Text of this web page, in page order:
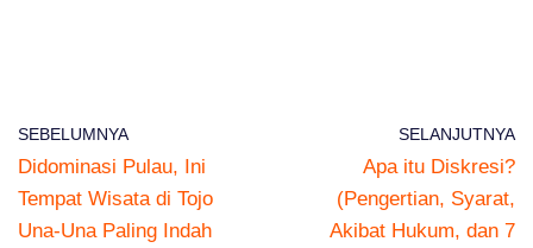
SEBELUMNYA
Didominasi Pulau, Ini
Tempat Wisata di Tojo
Una-Una Paling Indah
SELANJUTNYA
Apa itu Diskresi?
(Pengertian, Syarat,
Akibat Hukum, dan 7